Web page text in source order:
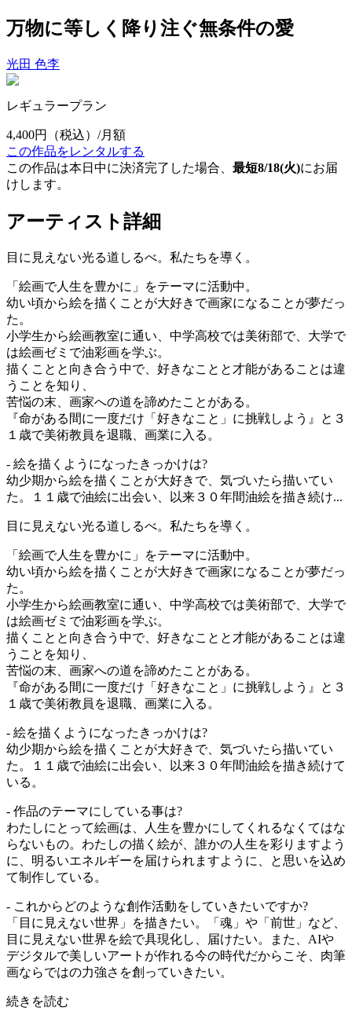
万物に等しく降り注ぐ無条件の愛
光田 色李
レギュラープラン
4,400円
（税込）/月額
この作品をレンタルする
この作品は本日中に決済完了した場合、 最短8/18(火)にお届
けします。
アーティスト詳細
目に見えない光る道しるべ。私たちを導く。
「絵画で人生を豊かに」をテーマに活動中。
幼い頃から絵を描くことが大好きで画家になることが夢だっ
た。
小学生から絵画教室に通い、中学高校では美術部で、大学で
は絵画ゼミで油彩画を学ぶ。
描くことと向き合う中で、好きなことと才能があることは違
うことを知り、
苦悩の末、画家への道を諦めたことがある。
『命がある間に一度だけ「好きなこと」に挑戦しよう』と３
１歳で美術教員を退職、画業に入る。
- 絵を描くようになったきっかけは?
幼少期から絵を描くことが大好きで、気づいたら描いてい
た。１１歳で油絵に出会い、以来３０年間油絵を描き続け...
目に見えない光る道しるべ。私たちを導く。
「絵画で人生を豊かに」をテーマに活動中。
幼い頃から絵を描くことが大好きで画家になることが夢だっ
た。
小学生から絵画教室に通い、中学高校では美術部で、大学で
は絵画ゼミで油彩画を学ぶ。
描くことと向き合う中で、好きなことと才能があることは違
うことを知り、
苦悩の末、画家への道を諦めたことがある。
『命がある間に一度だけ「好きなこと」に挑戦しよう』と３
１歳で美術教員を退職、画業に入る。
- 絵を描くようになったきっかけは?
幼少期から絵を描くことが大好きで、気づいたら描いてい
た。１１歳で油絵に出会い、以来３０年間油絵を描き続けて
いる。
- 作品のテーマにしている事は?
わたしにとって絵画は、人生を豊かにしてくれるなくてはな
らないもの。わたしの描く絵が、誰かの人生を彩りますよう
に、明るいエネルギーを届けられますように、と思いを込め
て制作している。
- これからどのような創作活動をしていきたいですか?
「目に見えない世界」を描きたい。「魂」や「前世」など、
目に見えない世界を絵で具現化し、届けたい。また、AIや
デジタルで美しいアートが作れる今の時代だからこそ、肉筆
画ならではの力強さを創っていきたい。
続きを読む